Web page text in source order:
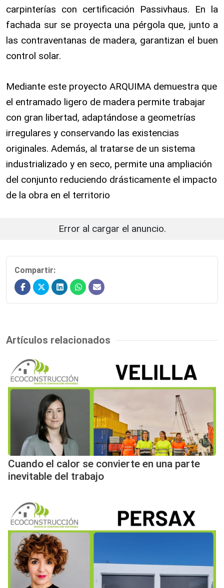
carpinterías con certificación Passivhaus. En la
fachada sur se proyecta una pérgola que, junto a
las contraventanas de madera, garantizan el buen
control solar.
Mediante este proyecto ARQUIMA demuestra que
el entramado ligero de madera permite trabajar
con gran libertad, adaptándose a geometrías
irregulares y conservando las existencias
originales. Además, al tratarse de un sistema
industrializado y en seco, permite una ampliación
del conjunto reduciendo drásticamente el impacto
de la obra en el territorio
Error al cargar el anuncio.
Compartir:
Artículos relacionados
Cuando el calor se convierte en una parte
inevitable del trabajo